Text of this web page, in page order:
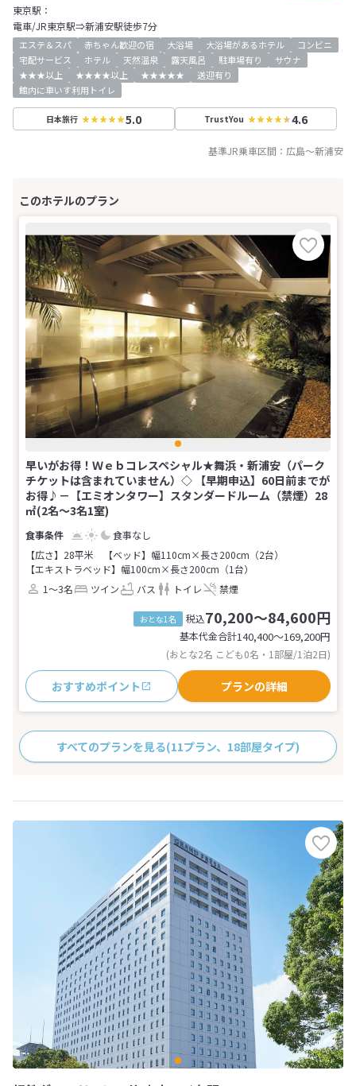
東京駅：
電車/JR東京駅⇒新浦安駅徒歩7分
エステ＆スパ 赤ちゃん歓迎の宿 大浴場 大浴場があるホテル
コンビニ
宅配サービス
ホテル 天然温泉 露天風呂 駐車場有り
サウナ
★★★以上
★★★★以上 ★★★★★
送迎有り
館内に車いす利用トイレ
日本旅行 5.0 TrustYou 4.6
基準JR乗車区間： 広島～新浦安
早いがお得！Ｗｅｂコレスペシャル★舞浜・新浦安（パーク
チケットは含まれていません）◇ 【早期申込】60日前までが
お得♪－【エミオンタワー】スタンダードルーム（禁煙）28
㎡(2名～3名1室)
食事なし
【広さ】28平米
【ベッド】幅110cm×長さ200cm（2台）
【エキストラベッド】幅100cm×長さ200cm（1台）
1～3名
ツイン バス トイレ 禁煙
おとな1名 税込70,200～84,600円
基本代金合計140,400〜169,200円
(おとな2名 こども0名・1部屋/1泊2日)
おすすめポイント プランの詳細
すべてのプランを見る(11プラン、18部屋タイプ)